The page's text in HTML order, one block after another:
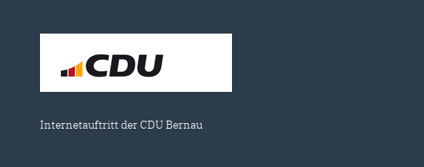
Internetauftritt der CDU Bernau